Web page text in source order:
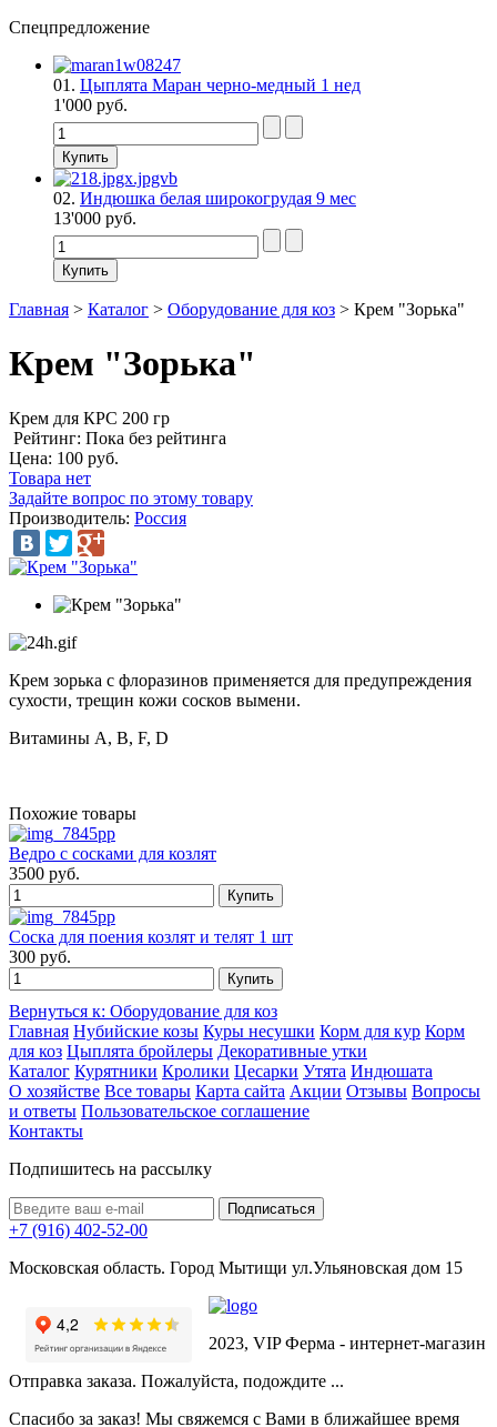
Спецпредложение
01. Цыплята Маран черно-медный 1 нед
1'000 руб.
02. Индюшка белая широкогрудая 9 мес
13'000 руб.
Главная > Каталог > Оборудование для коз > Крем "Зорька"
Крем "Зорька"
Крем для КРС 200 гр
Рейтинг: Пока без рейтинга
Цена: 100 руб.
Товара нет
Задайте вопрос по этому товару
Производитель: Россия
Крем зорька с флоразинов применяется для предупреждения
сухости, трещин кожи сосков вымени.
Витамины A, B, F, D
Похожие товары
Ведро с сосками для козлят
3500 руб.
Соска для поения козлят и телят 1 шт
300 руб.
Вернуться к: Оборудование для коз
Главная Нубийские козы Куры несушки Корм для кур Корм
для коз Цыплята бройлеры Декоративные утки
Каталог Курятники Кролики Цесарки Утята Индюшата
О хозяйстве Все товары Карта сайта Акции Отзывы Вопросы
и ответы Пользовательское соглашение
Контакты
Подпишитесь на рассылку
+7 (916) 402-52-00
Московская область. Город Мытищи ул.Ульяновская дом 15
2023, VIP Ферма - интернет-магазин
Отправка заказа. Пожалуйста, подождите ...
Спасибо за заказ! Мы свяжемся с Вами в ближайшее время